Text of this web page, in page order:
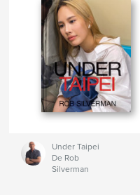
Under Taipei
De Rob
Silverman